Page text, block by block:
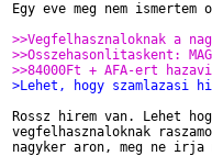
Egy eve meg nem
>>Vegfelhasznaloknak a
>>Osszehasonlitaskent:
>>84000Ft + AFA-ert
>Lehet, hogy szamlazasi
Rossz hirem van. Lehet
vegfelhasznaloknak
nagyker aron, meg ne